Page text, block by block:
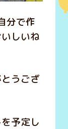
分で作
しいね
うござ
予定し